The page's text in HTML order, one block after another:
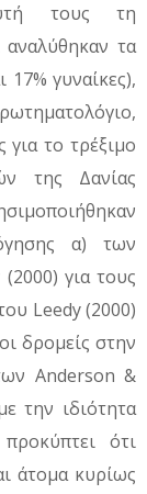
τους τη
τα
γυναίκες),
το τρέξιμο
της Δανίας
α) των
για τους
Leedy (2000)
δρομείς στην
Anderson &
την ιδιότητα
ότι
άτομα κυρίως